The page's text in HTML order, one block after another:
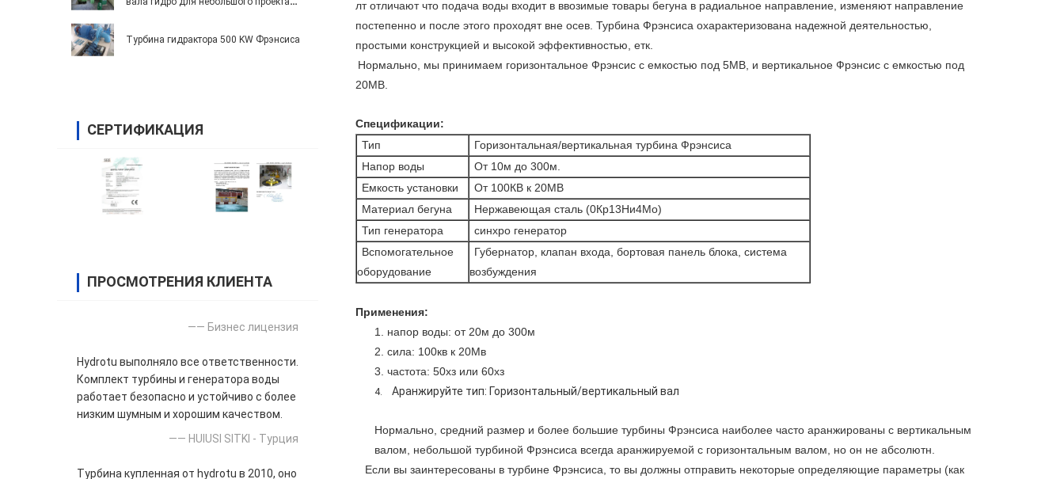
Турбина гидрактора 500 KW Фрэнсиса
СЕРТИФИКАЦИЯ
ПРОСМОТРЕНИЯ КЛИЕНТА
—— Бизнес лицензия
Hydrotu выполняло все ответственности.
Комплект турбины и генератора воды
работает безопасно и устойчиво с более
низким шумным и хорошим качеством.
—— HUlUSI SITKI - Турция
Турбина купленная от hydrotu в 2010, оно
лт отличают что подача воды входит в ввозимые товары бегуна в радиальное направление, изменяют направление
постепенно и после этого проходят вне осев. Турбина Фрэнсиса охарактеризована надежной деятельностью,
простыми конструкцией и высокой эффективностью, етк.
Нормально, мы принимаем горизонтальное Фрэнсис с емкостью под 5МВ, и вертикальное Фрэнсис с емкостью под
20МВ.
Спецификации:
Тип
Горизонтальная/вертикальная турбина Фрэнсиса
Напор воды
От 10м до 300м.
Емкость установки
От 100КВ к 20МВ
Материал бегуна
Нержавеющая сталь (0Кр13Ни4Мо)
Тип генератора
синхро генератор
Вспомогательное
оборудование
Губернатор, клапан входа, бортовая панель блока, система
возбуждения
Применения:
1. напор воды: от 20м до 300м
2. сила: 100кв к 20Мв
3. частота: 50хз или 60хз
4. Аранжируйте тип: Горизонтальный/вертикальный вал
Нормально, средний размер и более большие турбины Фрэнсиса наиболее часто аранжированы с вертикальным
валом, небольшой турбиной Фрэнсиса всегда аранжируемой с горизонтальным валом, но он не абсолютн.
Если вы заинтересованы в турбине Фрэнсиса, то вы должны отправить некоторые определяющие параметры (как